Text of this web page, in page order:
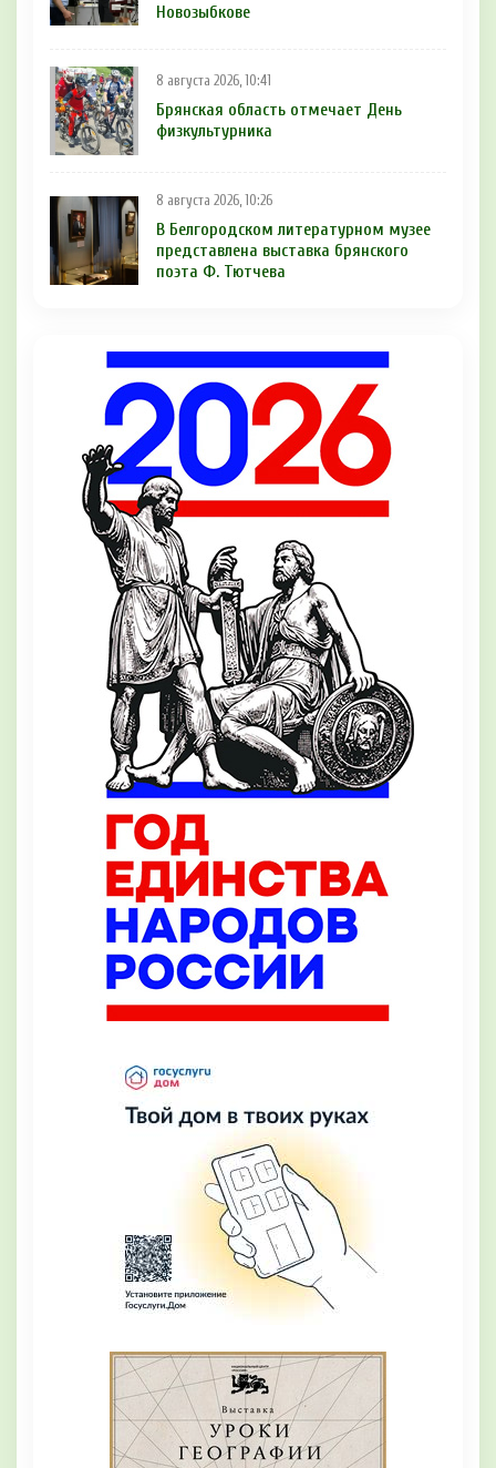
Новозыбкове
8 августа 2026, 10:41
Брянская область отмечает День
физкультурника
8 августа 2026, 10:26
В Белгородском литературном музее
представлена выставка брянского
поэта Ф. Тютчева